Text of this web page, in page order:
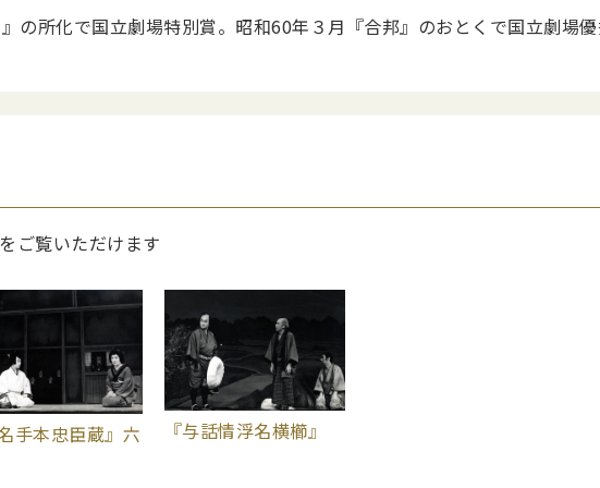
の所化で国立劇場特別賞。昭和60年３月『合邦』のおとくで国立劇場
ご覧いただけます
手本忠臣蔵』六
『与話情浮名横櫛』